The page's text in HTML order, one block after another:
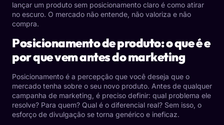
lançar um produto sem posicionamento claro é como atirar
no escuro. O mercado não entende, não valoriza e não
compra.
Posicionamento de produto: o que é e
por que vem antes do marketing
Posicionamento é a percepção que você deseja que o
mercado tenha sobre o seu novo produto. Antes de qualquer
campanha de marketing, é preciso definir: qual problema ele
resolve? Para quem? Qual é o diferencial real? Sem isso, o
esforço de divulgação se torna genérico e ineficaz.